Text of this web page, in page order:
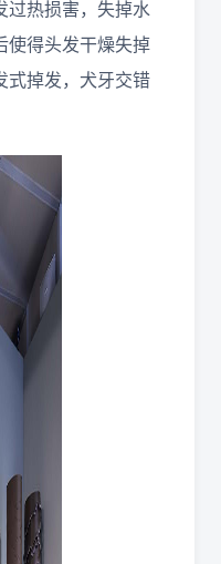
过热损害，失掉水
使得头发干燥失掉
式掉发，犬牙交错